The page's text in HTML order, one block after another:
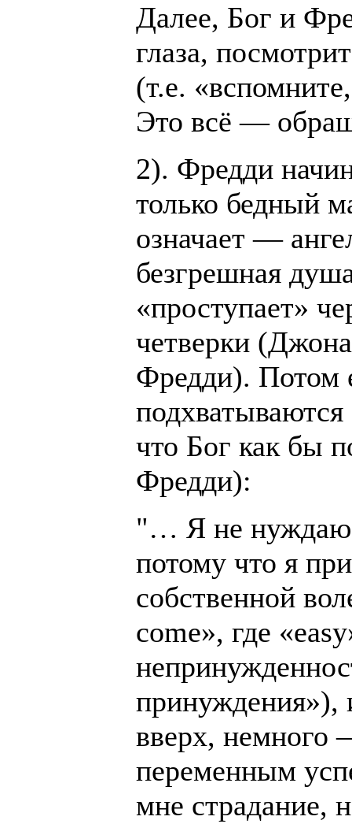
Далее, Бог и
глаза,
(т.е.
Это всё —
2). Фредди
только бедный
означает —
безгрешная
«проступает»
четверки
Фредди). Потом
подхватываются
что Бог как бы
Фредди):
"… Я не
потому что я
собственной
come», где
принуждения»),
вверх, немного
переменным
мне страдание,